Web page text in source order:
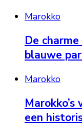
Marokko
De
blauwe
Marokko
een